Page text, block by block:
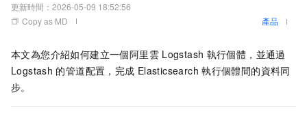
更新時間： 2026-05-09 18:52:56
Copy as MD
產品
本文為您介紹如何建立一個阿里雲 Logstash 執行個體，並通過
Logstash 的管道配置，完成 Elasticsearch 執行個體間的資料同
步。